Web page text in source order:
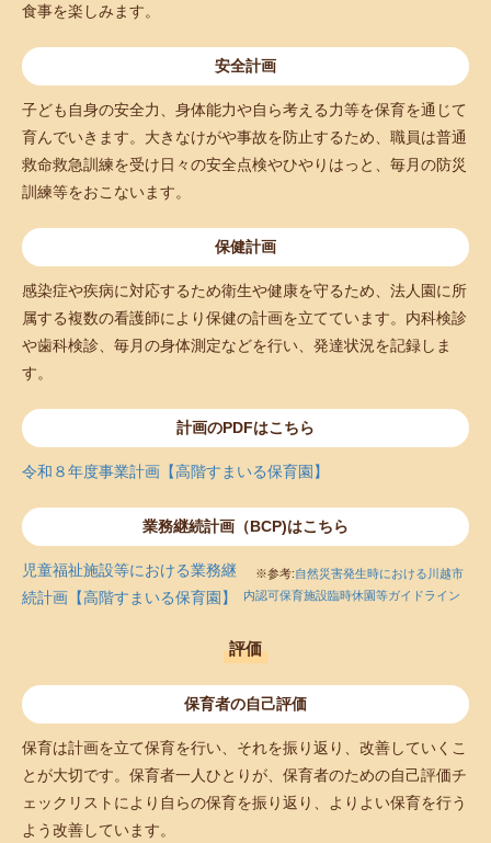
食事を楽しみます。
安全計画
子ども自身の安全力、身体能力や自ら考える力等を保育を通じて
育んでいきます。大きなけがや事故を防止するため、職員は普通
救命救急訓練を受け日々の安全点検やひやりはっと、毎月の防災
訓練等をおこないます。
保健計画
感染症や疾病に対応するため衛生や健康を守るため、法人園に所
属する複数の看護師により保健の計画を立てています。内科検診
や歯科検診、毎月の身体測定などを行い、発達状況を記録しま
す。
計画のPDFはこちら
令和８年度事業計画【高階すまいる保育園】
業務継続計画（BCP)はこちら
児童福祉施設等における業務継
続計画【高階すまいる保育園】
※参考:自然災害発生時における川越市
内認可保育施設臨時休園等ガイドライン
評価
保育者の自己評価
保育は計画を立て保育を行い、それを振り返り、改善していくこ
とが大切です。保育者一人ひとりが、保育者のための自己評価チ
ェックリストにより自らの保育を振り返り、よりよい保育を行う
よう改善しています。